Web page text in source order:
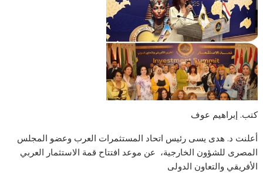
كتب. إبراهيم عوف
أعلنت د. هدى يسى رئيس اتحاد المستثمرات العرب وعضو المجلس
المصرى للشؤون الخارجية، عن موعد افتتاح قمة الاستثمار العربي
الأفريقي والتعاون الدولى